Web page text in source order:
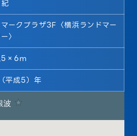
ークプラザ3F〈横浜ランドマー
〉
平成5）年